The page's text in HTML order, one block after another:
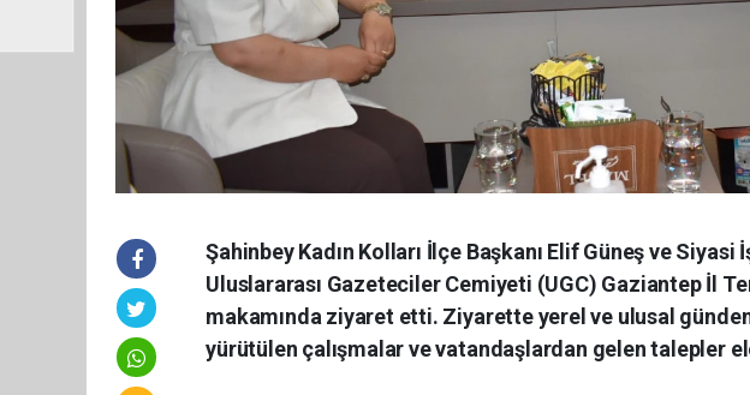
Şahinbey Kadın Kolları İlçe Başkanı Elif Güneş ve Siyasi
Uluslararası Gazeteciler Cemiyeti (UGC) Gaziantep İl
makamında ziyaret etti. Ziyarette yerel ve ulusal
yürütülen çalışmalar ve vatandaşlardan gelen talepler